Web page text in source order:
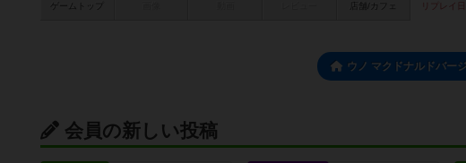
ゲーム トップ 店舗/ カフェ リプレイ
ウノ マクドナルドバー
会員の新しい投稿